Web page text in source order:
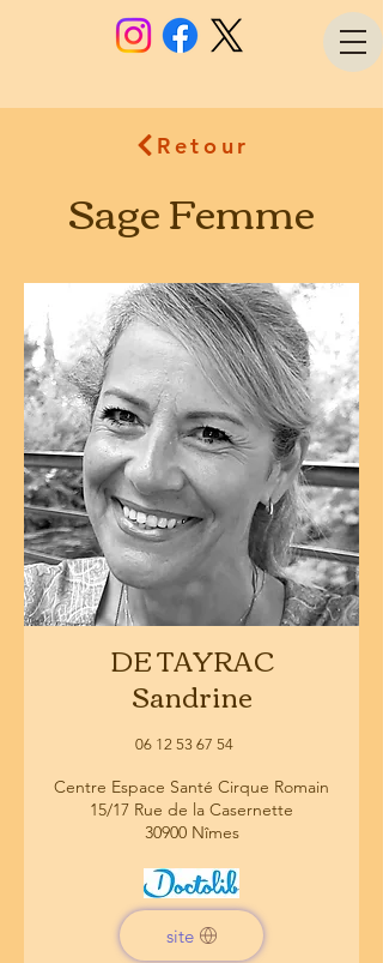
Retour
Sage Femme
DE TAYRAC
Sandrine
06 12 53 67 54
Centre Espace Santé Cirque Romain
15/17 Rue de la Casernette
30900 Nîmes
site